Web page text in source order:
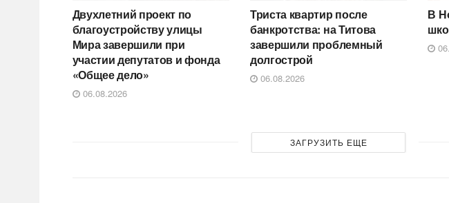
Двухлетний проект по
благоустройству улицы
Мира завершили при
участии депутатов и фонда
«Общее дело»
06.08.2026
Триста квартир после
банкротства: на Титова
завершили проблемный
долгострой
06.08.2026
В
ЗАГРУЗИТЬ ЕЩЕ